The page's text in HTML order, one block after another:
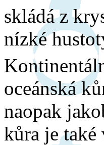
skládá z
nízké
oceánská
naopak
kůra je také